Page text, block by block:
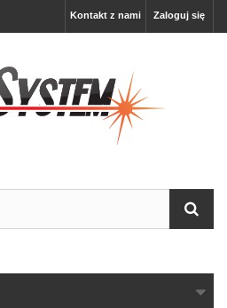
Zaloguj się
Kontakt z nami